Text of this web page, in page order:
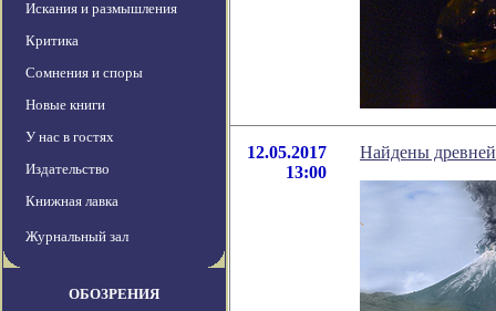
Искания и размышления
Критика
Сомнения и споры
Новые книги
У нас в гостях
Издательство
Книжная лавка
Журнальный зал
ОБОЗРЕНИЯ
12.05.2017
13:00
Найдены